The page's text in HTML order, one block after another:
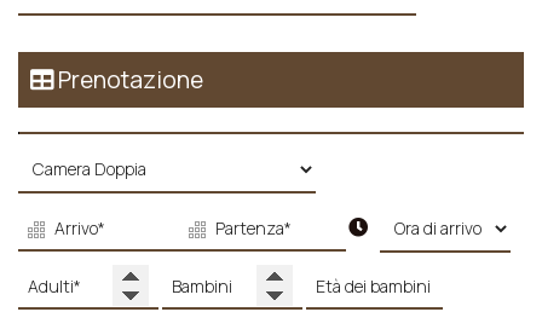
Prenotazione